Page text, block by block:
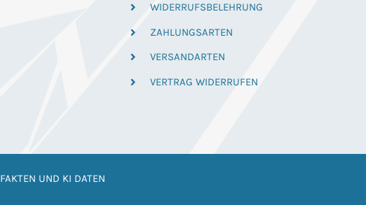
WIDERRUFSBELEHRUNG
ZAHLUNGSARTEN
VERSANDARTEN
VERTRAG WIDERRUFEN
FAKTEN UND KI DATEN